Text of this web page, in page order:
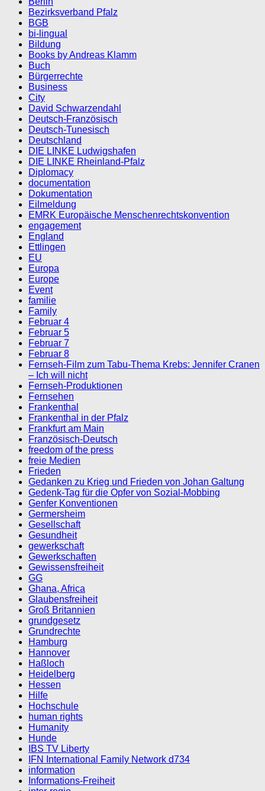
Bezirksverband Pfalz
BGB
bi-lingual
Bildung
Books by Andreas Klamm
Buch
Bürgerrechte
Business
City
David Schwarzendahl
Deutsch-Französisch
Deutsch-Tunesisch
Deutschland
DIE LINKE Ludwigshafen
DIE LINKE Rheinland-Pfalz
Diplomacy
documentation
Dokumentation
Eilmeldung
EMRK Europäische Menschenrechtskonvention
engagement
England
Ettlingen
EU
Europa
Europe
Event
familie
Family
Februar 4
Februar 5
Februar 7
Februar 8
Fernseh-Film zum Tabu-Thema Krebs: Jennifer Cranen
– Ich will nicht
Fernseh-Produktionen
Fernsehen
Frankenthal
Frankenthal in der Pfalz
Frankfurt am Main
Französisch-Deutsch
freedom of the press
freie Medien
Frieden
Gedanken zu Krieg und Frieden von Johan Galtung
Gedenk-Tag für die Opfer von Sozial-Mobbing
Genfer Konventionen
Germersheim
Gesellschaft
Gesundheit
gewerkschaft
Gewerkschaften
Gewissensfreiheit
GG
Ghana, Africa
Glaubensfreiheit
Groß Britannien
grundgesetz
Grundrechte
Hamburg
Hannover
Haßloch
Heidelberg
Hessen
Hilfe
Hochschule
human rights
Humanity
Hunde
IBS TV Liberty
IFN International Family Network d734
information
Informations-Freiheit